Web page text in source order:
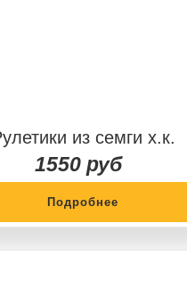
из семги х.к.
1550 руб
Подробнее